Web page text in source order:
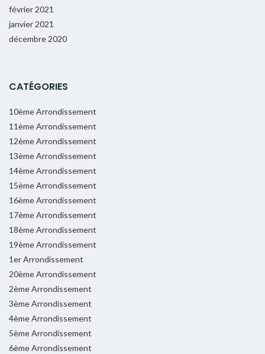
février 2021
janvier 2021
décembre 2020
CATÉGORIES
10ème Arrondissement
11ème Arrondissement
12ème Arrondissement
13ème Arrondissement
14ème Arrondissement
15ème Arrondissement
16ème Arrondissement
17ème Arrondissement
18ème Arrondissement
19ème Arrondissement
1er Arrondissement
20ème Arrondissement
2ème Arrondissement
3ème Arrondissement
4ème Arrondissement
5ème Arrondissement
6ème Arrondissement